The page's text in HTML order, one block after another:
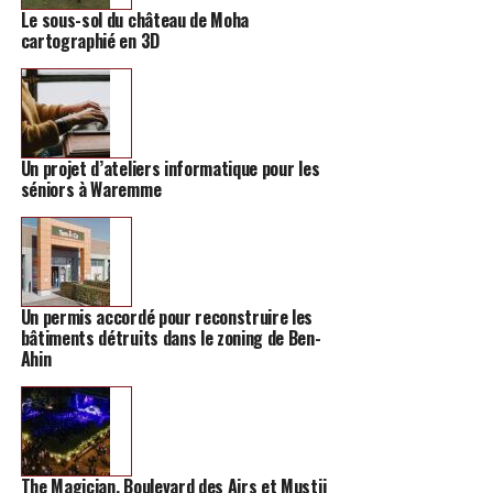
floraison au printemps, tout en participant à une chasse
originale et joyeuse. Vous pourrez aussi en apprendre
l’ASBL La Patcha, qui soutient des initiatives de
maraîchage biologique et de sensibilisation à
l’environnement.
Une visée environnementale
LeJardinde la Patchamama, lieu de sensibilisation à
l’environnement, offre une approche ludique pour faire
connaître ses activités. Tout au long de l’année, l’ASBL
Le sous-sol du château de Moha
cartographié en 3D
Un projet d’ateliers informatique pour les
séniors à Waremme
Un permis accordé pour reconstruire les
bâtiments détruits dans le zoning de Ben-
Ahin
The Magician, Boulevard des Airs et Mustii